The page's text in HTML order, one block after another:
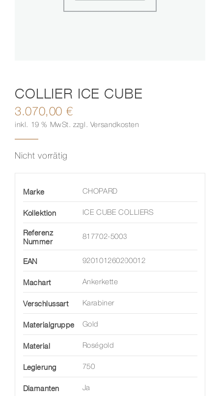
COLLIER ICE CUBE
3.070,00 €
inkl. 19 % MwSt. zzgl. Versandkosten
Nicht vorrätig
Marke CHOPARD
Kollektion ICE CUBE COLLIERS
Referenz
Nummer
817702-5003
EAN 920101260200012
Machart Ankerkette
Verschlussart Karabiner
Materialgruppe Gold
Material Roségold
Legierung 750
Diamanten Ja